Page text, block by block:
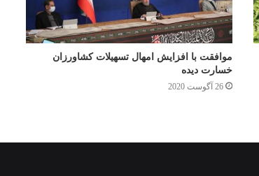
موافقت با افزایش امهال تسهیلات کشاورزان
خسارت دیده
26 آگوست 2020